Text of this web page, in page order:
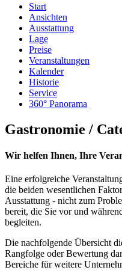
Start
Ansichten
Ausstattung
Lage
Preise
Veranstaltungen
Kalender
Historie
Service
360° Panorama
Gastronomie /
Wir helfen Ihnen, Ihre
Eine erfolgreiche
die beiden wesentlichen
Ausstattung - nicht zum
bereit, die Sie vor und
begleiten.
Die nachfolgende Übersicht
Rangfolge oder Bewertung
Bereiche für weitere